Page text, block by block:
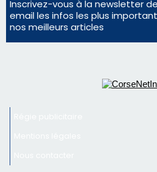
La gendarmerie alerte les
face à une nouvelle